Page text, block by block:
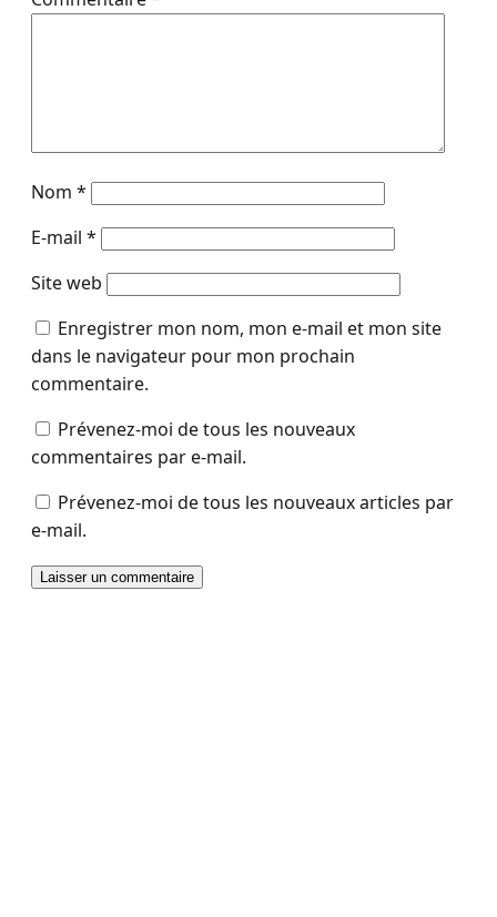
Nom *
E-mail *
Site web
Enregistrer mon nom, mon e-mail et mon site
dans le navigateur pour mon prochain
commentaire.
Prévenez-moi de tous les nouveaux
commentaires par e-mail.
Prévenez-moi de tous les nouveaux articles par
e-mail.